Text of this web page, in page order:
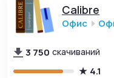
Calibre
Офис
3 750 скачиваний
4.1